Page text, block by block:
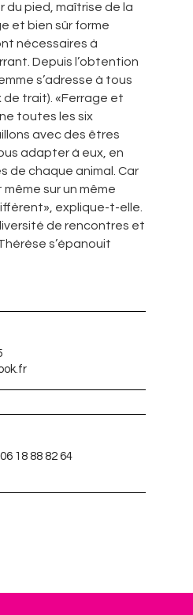
du pied, maîtrise de la
et bien sûr forme
nécessaires à
Depuis l’obtention
s’adresse à tous
de trait). «Ferrage et
toutes les six
avec des êtres
adapter à eux, en
de chaque animal. Car
sur un même
explique-t-elle.
de rencontres et
s’épanouit
18 88 82 64